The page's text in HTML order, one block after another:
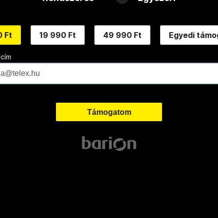
Ft 19 990 Ft 49 990 Ft Egyedi